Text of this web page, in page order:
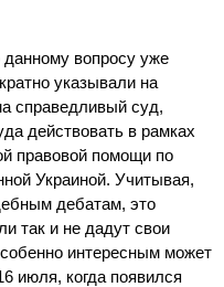
вопросу уже
указывали на
справедливый суд,
действовать в рамках
правовой помощи по
Украиной. Учитывая,
дебатам, это
так и не дадут свои
интересным может
июля, когда появился